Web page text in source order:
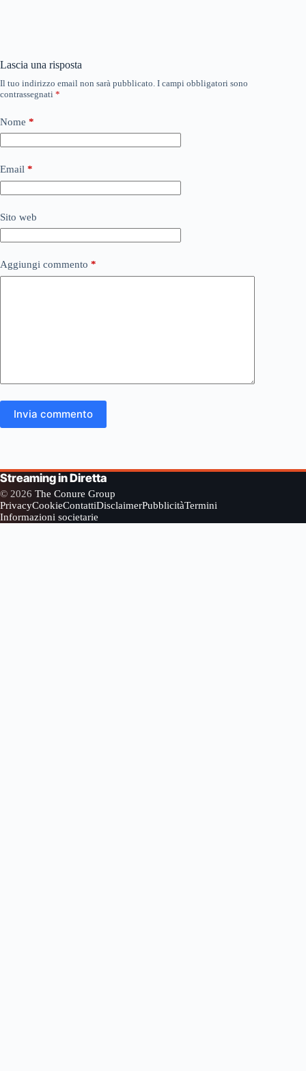
Lascia una risposta
Il tuo indirizzo email non sarà pubblicato. I campi obbligatori sono
contrassegnati *
Nome *
Email *
Sito web
Aggiungi commento *
Invia commento
Streaming in Diretta
© 2026 The Conure Group
PrivacyCookieContattiDisclaimerPubblicitàTermini
Informazioni societarie